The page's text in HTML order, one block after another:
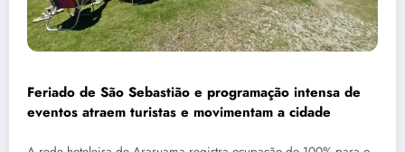
Feriado de São Sebastião e programação intensa de
eventos atraem turistas e movimentam a cidade